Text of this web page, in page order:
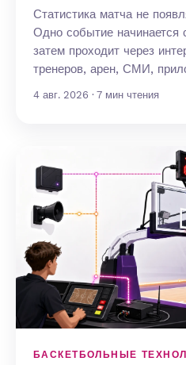
Статистика матча не
Одно событие
затем проходит через
тренеров, арен, СМИ,
4 авг. 2026 · 7 мин чтения
БАСКЕТБОЛЬНЫЕ